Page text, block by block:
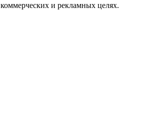
и рекламных целях.